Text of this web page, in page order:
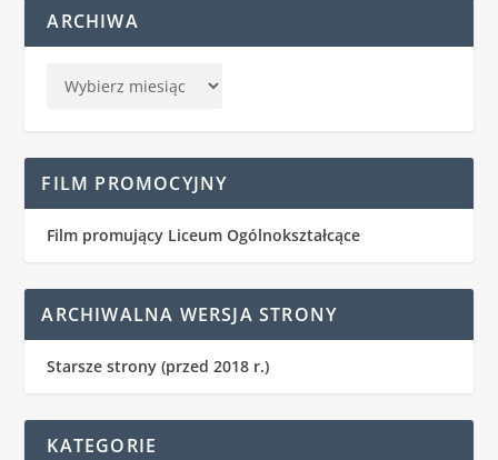
ARCHIWA
FILM PROMOCYJNY
Film promujący Liceum Ogólnokształcące
ARCHIWALNA WERSJA STRONY
Starsze strony (przed 2018 r.)
KATEGORIE